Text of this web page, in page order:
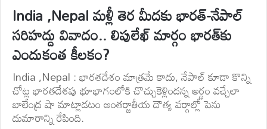
India ,Nepal మళ్లీ తెర మీదకు భారత్-నేపాల్
సరిహద్దు వివాదం.. లిపులేఖ్ మార్గం భారత్‌కు
ఎందుకంత కీలకం?
India ,Nepal : భారతదేశం మాత్రమే కాదు, నేపాల్ కూడా కొన్ని
చోట్ల భారతదేశపు భూభాగంలోకి చొచ్చుకెళ్లిందన్న అర్థం వచ్చేలా
బాలేంద్ర షా మాట్లాడటం అంతర్జాతీయ దౌత్య వర్గాల్లో పెను
దుమారాన్ని రేపింది.